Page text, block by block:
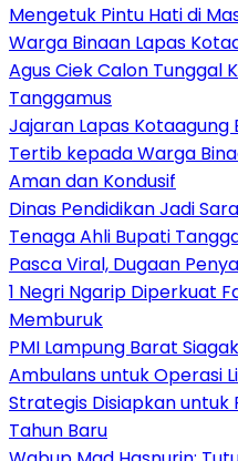
Mengetuk Pintu Hati di
Warga Binaan Lapas
Agus Ciek Calon Tunggal
Tanggamus
Jajaran Lapas
Tertib kepada Warga
Aman dan Kondusif
Dinas Pendidikan Jadi
Tenaga Ahli Bupati
Pasca Viral, Dugaan
1 Negri Ngarip Diperkuat
Memburuk
PMI Lampung Barat
Ambulans untuk Operasi
Strategis Disiapkan
Tahun Baru